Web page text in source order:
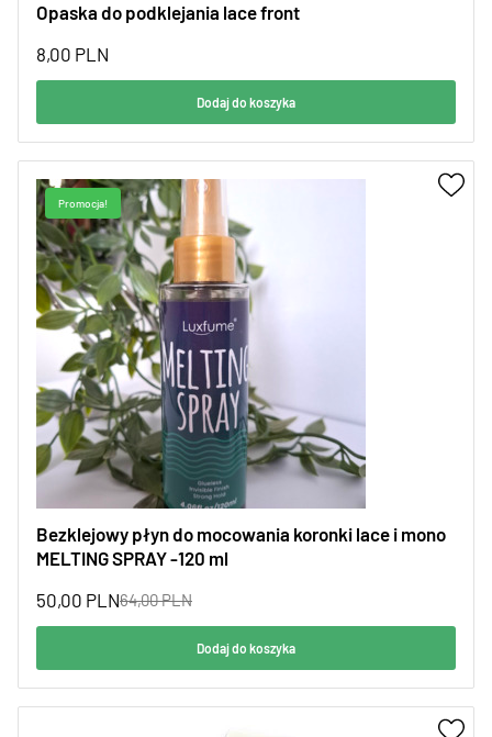
Opaska do podklejania lace front
8,00 PLN
Dodaj do koszyka
Promocja!
Bezklejowy płyn do mocowania koronki lace i mono
MELTING SPRAY -120 ml
64,00PLN
50,00 PLN
Dodaj do koszyka